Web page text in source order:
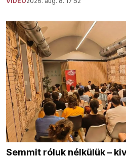
Semmit róluk nélkülük –